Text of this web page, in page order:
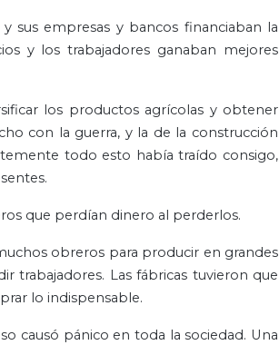
sus empresas y bancos financiaban la
y los trabajadores ganaban mejores
los productos agrícolas y obtener
con la guerra, y la de la construcción
todo esto había traído consigo,
que perdían dinero al perderlos.
obreros para producir en grandes
trabajadores. Las fábricas tuvieron que
lo indispensable.
causó pánico en toda la sociedad. Una